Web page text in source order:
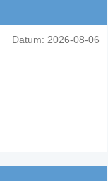
Datum: 2026-08-06